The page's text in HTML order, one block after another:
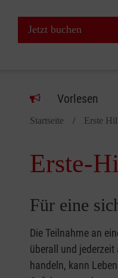
Jetzt buchen
Vorlesen
Startseite Erste
Erste-
Für eine
Die Teilnahme an
überall und
handeln, kann